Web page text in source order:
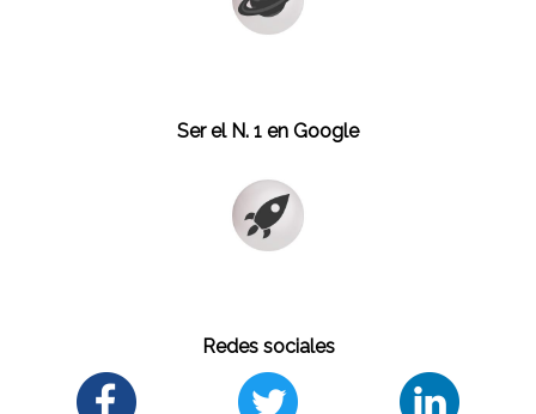
Ser el N. 1 en Google
Redes sociales